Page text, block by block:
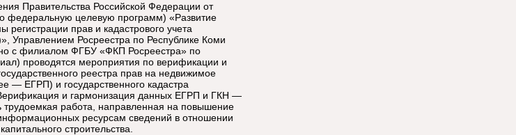
Правительства Российской Федерации от
федеральную целевую программ) «Развитие
регистрации прав и кадастрового учета
Управлением Росреестра по Республике Коми
с филиалом ФГБУ «ФКП Росреестра» по
проводятся мероприятия по верификации и
реестра прав на недвижимое
— ЕГРП) и государственного кадастра
и гармонизация данных ЕГРП и ГКН —
трудоемкая работа, направленная на повышение
ресурсам сведений в отношении
строительства.